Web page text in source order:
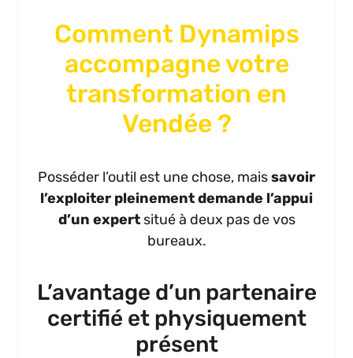
Comment Dynamips
accompagne votre
transformation en
Vendée ?
Posséder l’outil est une chose, maissavoir
l’exploiter pleinement demande l’appui
d’un expertsitué à deux pas de vos
bureaux.
L’avantage d’un partenaire
certifié et physiquement
présent